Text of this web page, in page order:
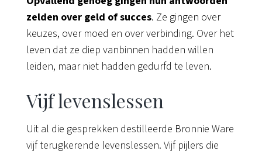
zelden over geld of succes. Ze gingen over
keuzes, over moed en over verbinding. Over het
leven dat ze diep vanbinnen hadden willen
leiden, maar niet hadden gedurfd te leven.
Vijf levenslessen
Uit al die gesprekken destilleerde Bronnie Ware
vijf terugkerende levenslessen. Vijf pijlers die